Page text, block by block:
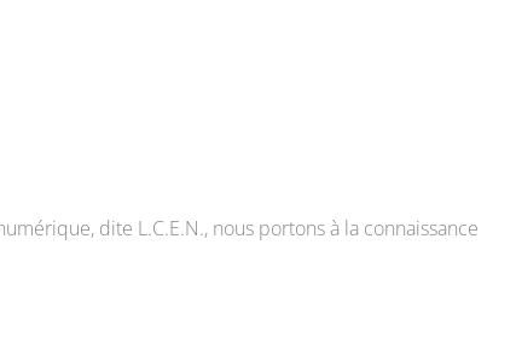
dite L.C.E.N., nous portons à la connaissance